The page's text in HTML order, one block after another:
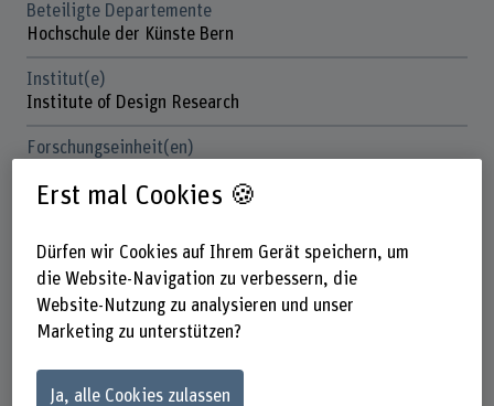
Beteiligte Departemente
Hochschule der Künste Bern
Institut(e)
Institute of Design Research
Forschungseinheit(en)
Laufzeit (geplant)
01.05.2021 - 30.11.2021
Prof. Jimmy Schmid
Erst mal Cookies 🍪
Dürfen wir Cookies auf Ihrem Gerät speichern, um
die Website-Navigation zu verbessern, die
Website-Nutzung zu analysieren und unser
Marketing zu unterstützen?
Ja, alle Cookies zulassen